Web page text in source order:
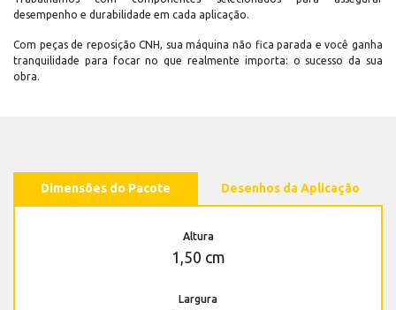
desempenho e durabilidade em cada aplicação.
Com peças de reposição CNH, sua máquina não fica parada e você ganha
tranquilidade para focar no que realmente importa: o sucesso da sua
obra.
Dimensões do Pacote Desenhos da Aplicação
Altura
1,50 cm
Largura